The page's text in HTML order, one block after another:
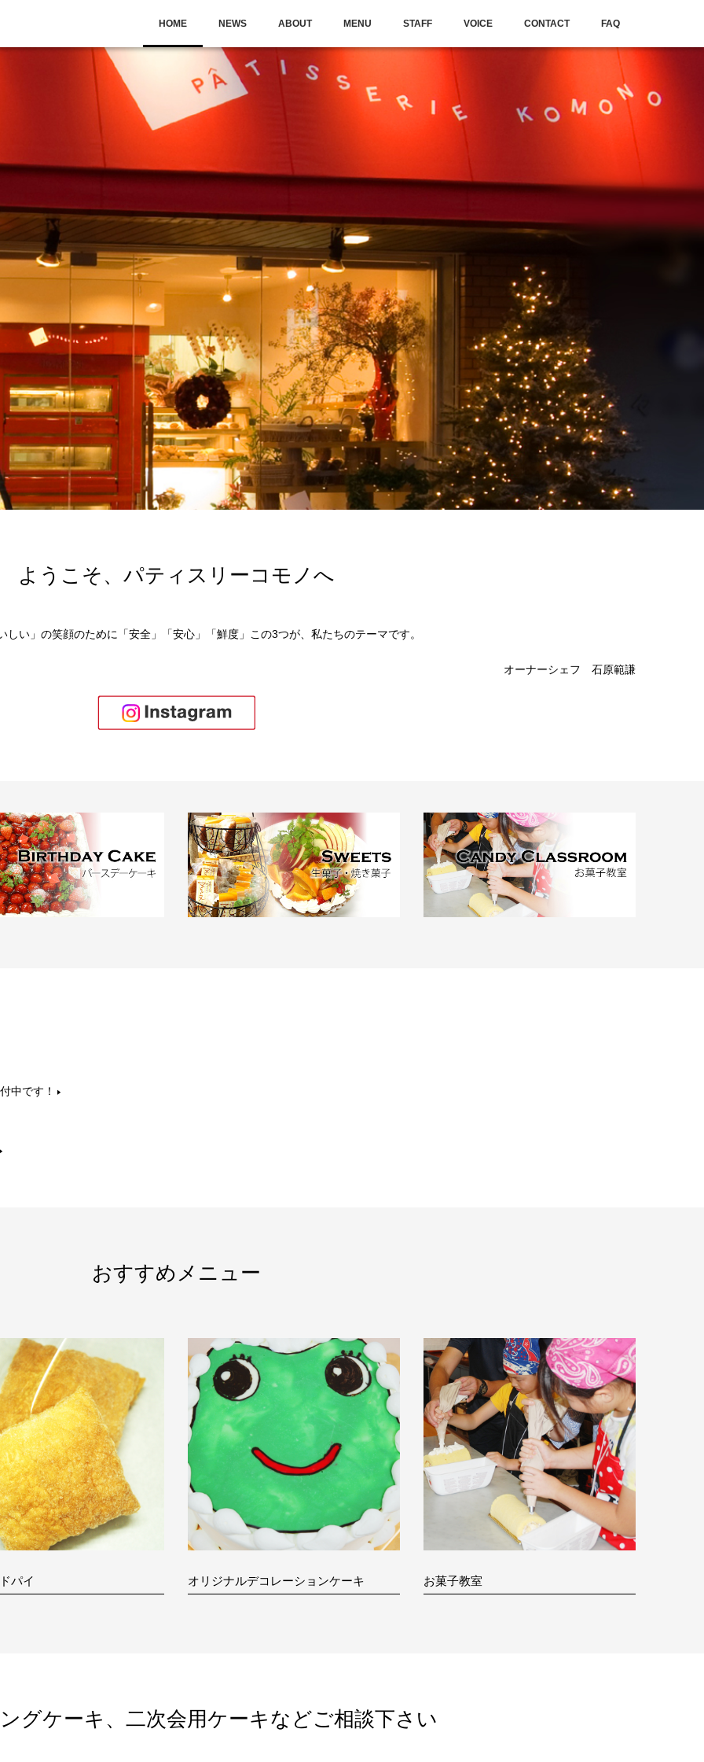
HOME NEWS ABOUT MENU STAFF VOICE CONTACT FAQ
ようこそ、パティスリーコモノへ
しい」の笑顔のために「安全」「安心」「鮮度」この3つが、私たちのテーマです。
オーナーシェフ 石原範謙
中です！
おすすめメニュー
パイ オリジナルデコレーションケーキ お菓子教室
グケーキ、二次会用ケーキなどご相談下さい